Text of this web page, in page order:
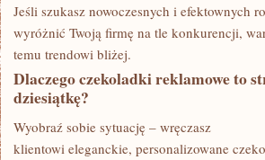
Jeśli szukasz nowoczesnych i efektownych
wyróżnić Twoją firmę na tle konkurencji,
temu trendowi bliżej.
Dlaczego czekoladki reklamowe to
dziesiątkę?
Wyobraź sobie sytuację – wręczasz
klientowi eleganckie, personalizowane